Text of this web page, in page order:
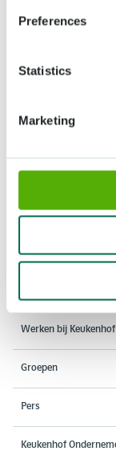
Preferences
Statistics
Marketing
Stationsweg 166A
Werken bij Keukenhof
Groepen
Pers
Keukenhof